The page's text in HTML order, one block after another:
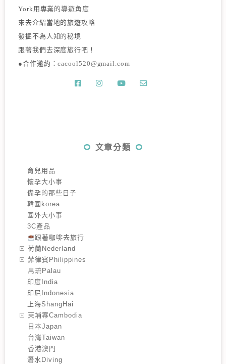
York用專業的導遊角度
來去介紹當地的旅遊攻略
發掘不為人知的秘境
跟著我們去深度旅行吧！
●合作邀約：cacool520@gmail.com
文章分類
育兒用品
懷孕大小事
備孕的那些日子
韓國korea
國外大小事
3C產品
跟著咖啡去旅行
️荷蘭Nederland
️菲律賓Philippines
️帛琉Palau
印度India
印尼Indonesia
上海ShangHai
️柬埔寨Cambodia
️日本Japan
️台灣Taiwan
️香港澳門
潛水Diving